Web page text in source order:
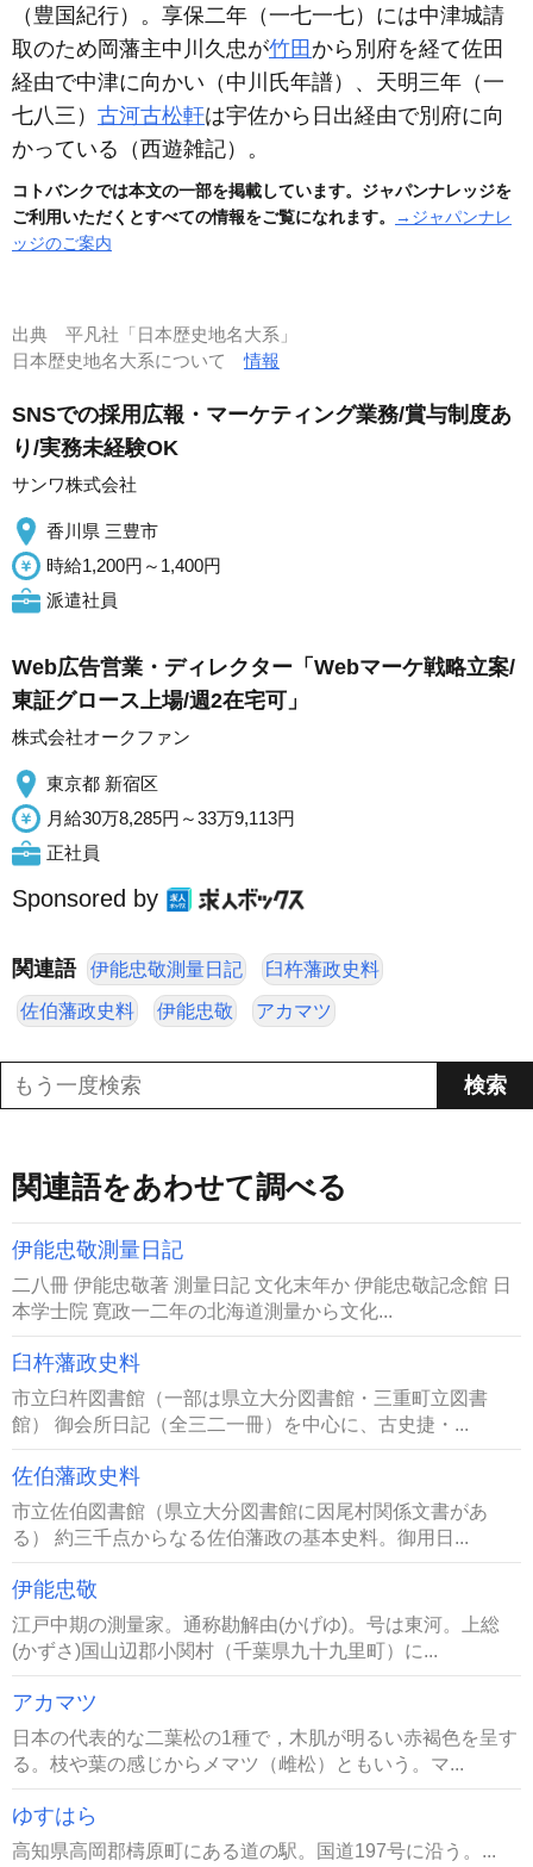
（豊国紀行） 。享保二年 （一七一七） には中津城請
取のため岡藩主中川久忠が竹田 から別府を経て佐田
経由で中津に向かい （中川氏年譜） 、天明三年 （一
七八三） 古河古松軒は宇佐から日出経由で別府に向
かっている （西遊雑記） 。
コトバンクでは本文の一部を掲載しています。ジャパンナレッジを
ご利用いただくとすべての情報をご覧になれます。
→ジャパンナレ
ッジのご案内
出典 平凡社「日本歴史地名大系」
日本歴史地名大系について情報
SNSでの採用広報・マーケティング業務/賞与制度あ
り/実務未経験OK
サンワ株式会社
香川県 三豊市
時給1,200円～1,400円
派遣社員
Web広告営業・ディレクター「Webマーケ戦略立案/
東証グロース上場/週2在宅可」
株式会社オークファン
東京都 新宿区
月給30万8,285円～33万9,113円
正社員
Sponsored by
関連語 伊能忠敬測量日記 臼杵藩政史料
佐伯藩政史料 伊能忠敬 アカマツ
関連語をあわせて調べる
伊能忠敬測量日記
二八冊 伊能忠敬著 測量日記 文化末年か 伊能忠敬記念館 日
本学士院 寛政一二年の北海道測量から文化...
臼杵藩政史料
市立臼杵図書館（一部は県立大分図書館・三重町立図書
館） 御会所日記（全三二一冊）を中心に、古史捷・...
佐伯藩政史料
市立佐伯図書館（県立大分図書館に因尾村関係文書があ
る） 約三千点からなる佐伯藩政の基本史料。御用日...
伊能忠敬
江戸中期の測量家。通称勘解由(かげゆ)。号は東河。上総
(かずさ)国山辺郡小関村（千葉県九十九里町）に...
アカマツ
日本の代表的な二葉松の1種で，木肌が明るい赤褐色を呈す
る。枝や葉の感じからメマツ（雌松）ともいう。マ...
ゆすはら
高知県高岡郡檮原町にある道の駅。国道197号に沿う。...